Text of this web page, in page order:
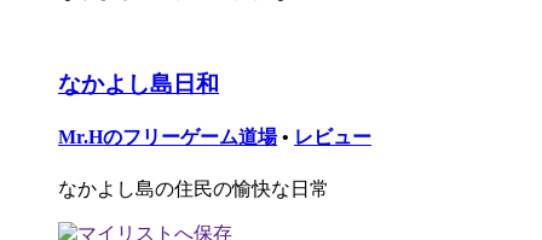
なかよし島日和
Mr.Hのフリーゲーム道場 • レビュー
なかよし島の住民の愉快な日常